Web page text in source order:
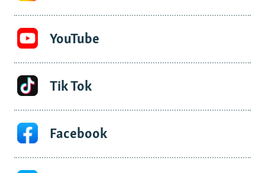
YouTube
Tik Tok
Facebook